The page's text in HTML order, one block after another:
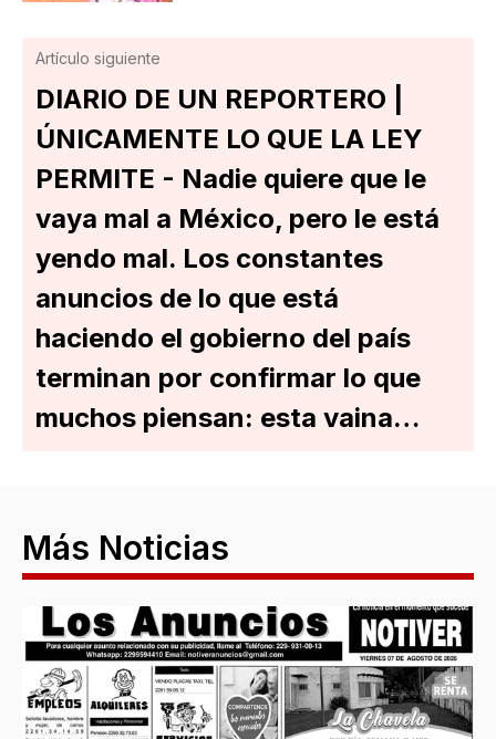
Artículo siguiente
DIARIO DE UN REPORTERO |
ÚNICAMENTE LO QUE LA LEY
PERMITE - Nadie quiere que le
vaya mal a México, pero le está
yendo mal. Los constantes
anuncios de lo que está
haciendo el gobierno del país
terminan por confirmar lo que
muchos piensan: esta vaina…
Más Noticias